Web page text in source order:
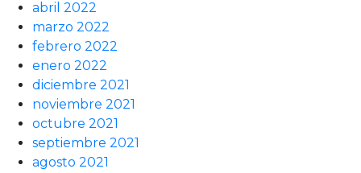
abril 2022
marzo 2022
febrero 2022
enero 2022
diciembre 2021
noviembre 2021
octubre 2021
septiembre 2021
agosto 2021